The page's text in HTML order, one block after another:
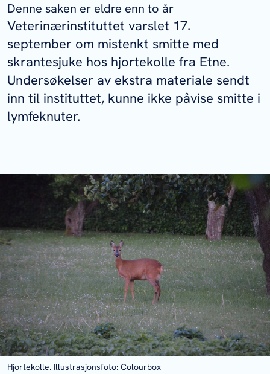
Denne saken er eldre enn to år
Veterinærinstituttet varslet 17.
september om mistenkt smitte med
skrantesjuke hos hjortekolle fra Etne.
Undersøkelser av ekstra materiale sendt
inn til instituttet, kunne ikke påvise smitte i
lymfeknuter.
Hjortekolle. Illustrasjonsfoto: Colourbox